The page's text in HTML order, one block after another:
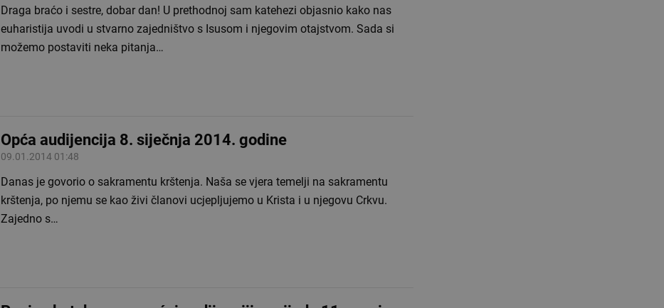
Draga braćo i sestre, dobar dan! U prethodnoj sam katehezi objasnio kako nas
euharistija uvodi u stvarno zajedništvo s Isusom i njegovim otajstvom. Sada si
možemo postaviti neka pitanja…
Opća audijencija 8. siječnja 2014. godine
09.01.2014 01:48
Danas je govorio o sakramentu krštenja. Naša se vjera temelji na sakramentu
krštenja, po njemu se kao živi članovi ucjepljujemo u Krista i u njegovu Crkvu.
Zajedno s…